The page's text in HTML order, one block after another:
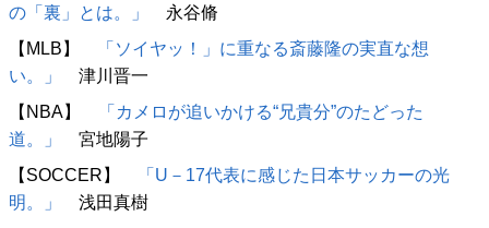
の「裏」とは。」
永谷脩
【MLB】
「ソイヤッ！」に重なる斎藤隆の実直な想
い。」
津川晋一
【NBA】
「カメロが追いかける“兄貴分”のたどった
道。」
宮地陽子
【SOCCER】
「U－17代表に感じた日本サッカーの光
明。」
浅田真樹